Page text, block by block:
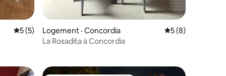
Note moyenne de 5 sur 5, 5 commentaires
5 (5)
Logement · Concordia Note moyenne
5 (8)
La Rosadita à Concordia